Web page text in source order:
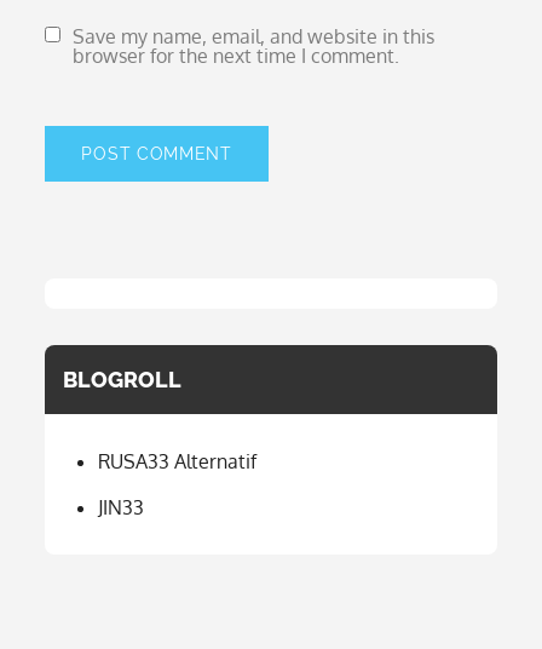
Save my name, email, and website in this
browser for the next time I comment.
BLOGROLL
RUSA33 Alternatif
JIN33